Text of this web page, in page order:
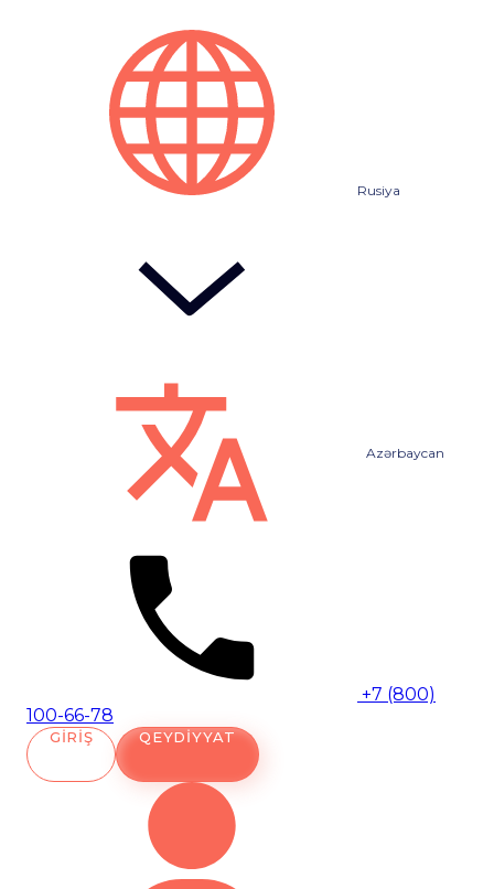
Rusiya
Azərbaycan
+7 (800)
100-66-78
GIRIŞ QEYDIYYAT